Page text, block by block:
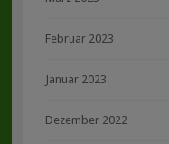
Februar 2023
Januar 2023
Dezember 2022